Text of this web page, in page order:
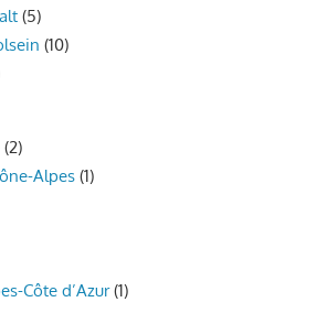
(5)
(10)
(2)
Alpes (1)
Côte d’Azur(1)